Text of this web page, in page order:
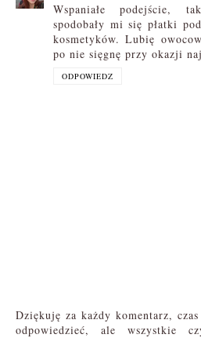
Wspaniałe podejście,
spodobały mi się płatki
kosmetyków. Lubię
po nie sięgnę przy okazji
ODPOWIEDZ
Dziękuję za każdy komentarz,
odpowiedzieć, ale wszystkie